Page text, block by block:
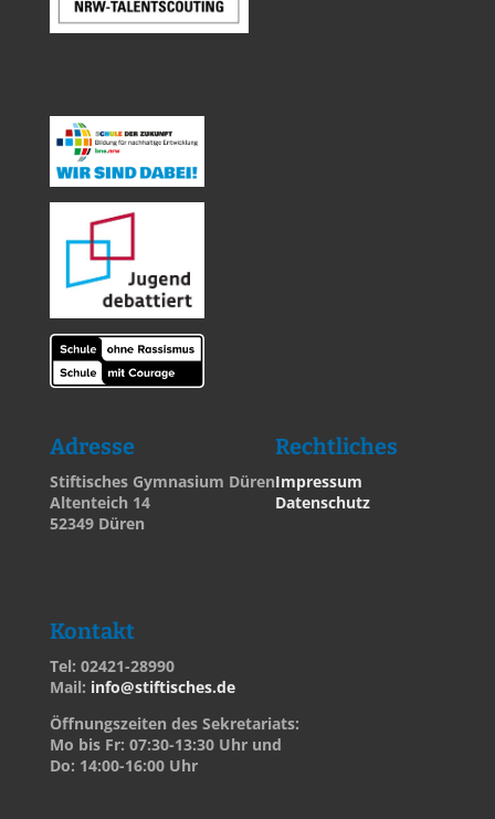
Adresse
Stiftisches Gymnasium Düren
Altenteich 14
52349 Düren
Rechtliches
Impressum
Datenschutz
Kontakt
Tel: 02421-28990
Mail: info@stiftisches.de
Öffnungszeiten des Sekretariats:
Mo bis Fr: 07:30-13:30 Uhr und
Do: 14:00-16:00 Uhr